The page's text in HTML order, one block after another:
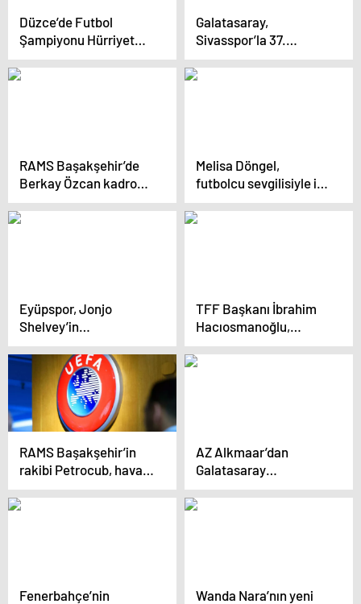
Düzce’de Futbol
Şampiyonu Hürriyet
Ortaokulu
Galatasaray,
Sivasspor’la 37.
Randevuda
RAMS Başakşehir’de
Berkay Özcan kadro
dışı bırakıldı
Melisa Döngel,
futbolcu sevgilisiyle ilk
kez görüntülendi
Eyüpspor, Jonjo
Shelvey’in
sözleşmesini
feshedecek
TFF Başkanı İbrahim
Hacıosmanoğlu,
Beşiktaş-Maccabi Tel
Aviv maçını
RAMS Başakşehir’in
rakibi Petrocub, hava
muhalefeti nedeniyle
İstanbul’a gecikmeli
AZ Alkmaar’dan
Galatasaray
taraftarlarına yasak
Fenerbahçe’nin
Wanda Nara’nın yeni